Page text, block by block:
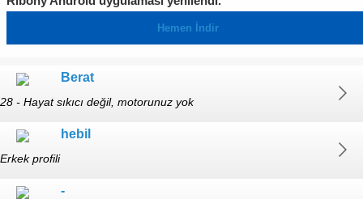
Hemen İndir
Berat
28 - Hayat sıkıcı değil, motorunuz yok
hebil
Erkek profili
-